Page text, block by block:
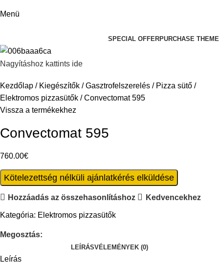
Menü
SPECIAL OFFERPURCHASE THEME
Nagyításhoz kattints ide
Kezdőlap Kiegészítők Gasztrofelszerelés
Pizza sütő
Elektromos pizzasütők
Convectomat 595
Vissza a termékekhez
Convectomat 595
760.00€
Kötelezettség nélküli ajánlatkérés elküldése
Hozzáadás az összehasonlításhoz Kedvencekhez
Kategória: Elektromos pizzasütők
Megosztás:
LEÍRÁSVÉLEMÉNYEK (0)
Leírás